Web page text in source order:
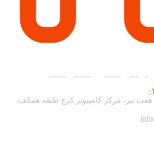
هفت تیر، مرکز کامپیوتر کرج طبقه همکف،